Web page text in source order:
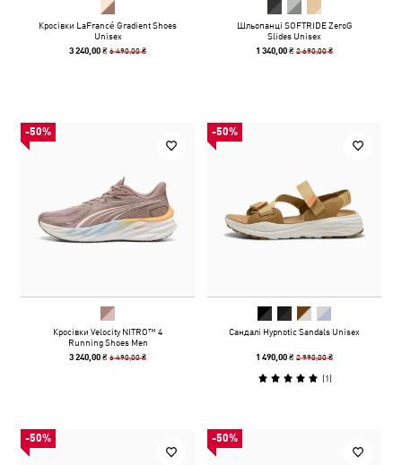
Кросівки LaFrancé Gradient Shoes
Unisex
3 240,00 ₴6 490,00 ₴
Шльопанці SOFTRIDE ZeroG
Slides Unisex
1 340,00 ₴2 690,00 ₴
-50%
Кросівки Velocity NITRO™ 4
Running Shoes Men
3 240,00 ₴6 490,00 ₴
-50%
Сандалі Hypnotic Sandals Unisex
1 490,00 ₴2 990,00 ₴
(1)
-50% -50%